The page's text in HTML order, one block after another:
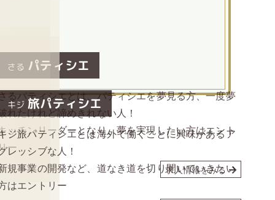
さる パティシエ
るパティシエとは、パティシエを夢見る方、一度夢
れたけれど諦めきれない人！
ッチンリーダーとなり、夢を実現したい方はエント
リー
求人情報をみる
キジ 旅パティシエ
ジ旅パティシエとは海外で働くことに興味があるア
レッシブな人！
規事業の開発など、道なき道を切り開いていきたい
はエントリー